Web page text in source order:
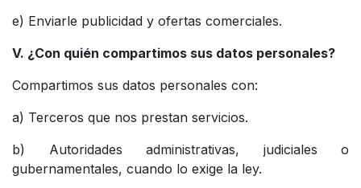
e) Enviarle publicidad y ofertas comerciales.
V. ¿Con quién compartimos sus datos personales?
Compartimos sus datos personales con:
a) Terceros que nos prestan servicios.
b) Autoridades administrativas, judiciales o
gubernamentales, cuando lo exige la ley.